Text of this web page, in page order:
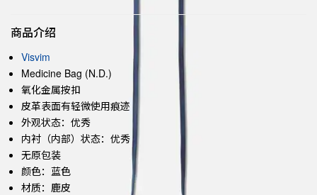
商品介绍
Visvim
Medicine Bag (N.D.)
氧化金属按扣
皮革表面有轻微使用痕迹
外观状态：优秀
内衬（内部）状态：优秀
无原包装
颜色：蓝色
材质：鹿皮